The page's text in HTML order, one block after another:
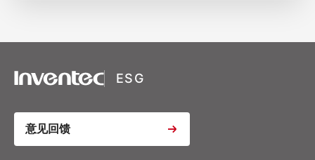
XSRF Token
Youtube Video Iframe
ESG
意见回馈